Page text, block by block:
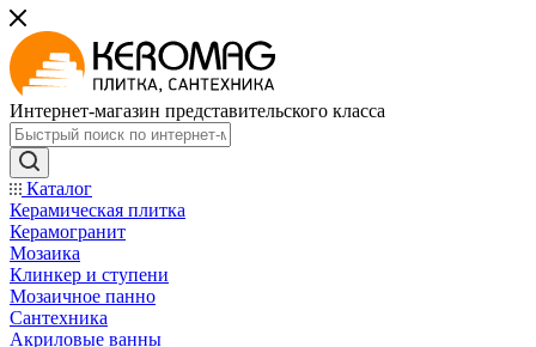
Интернет-магазин представительского класса
Каталог
Керамическая плитка
Керамогранит
Мозаика
Клинкер и ступени
Мозаичное панно
Сантехника
Акриловые ванны